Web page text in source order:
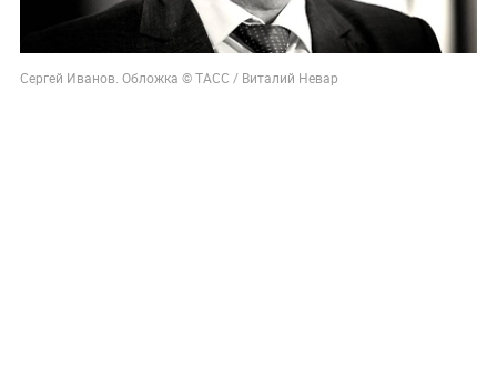
Сергей Иванов. Обложка © ТАСС / Виталий Невар